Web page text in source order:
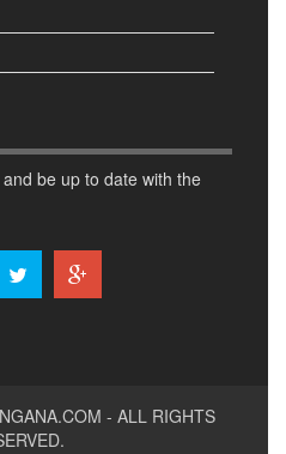
be up to date with the
- ALL RIGHTS